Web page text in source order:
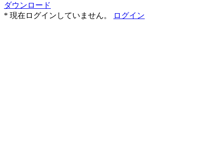
ダウンロード
* 現在ログインしていません。
ログイン